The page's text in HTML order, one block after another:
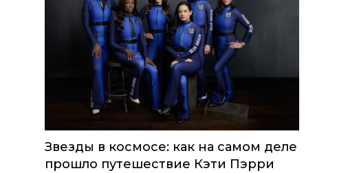
Звезды в космосе: как на самом деле
прошло путешествие Кэти Пэрри